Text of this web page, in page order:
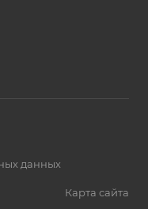
данных
Карта сайта